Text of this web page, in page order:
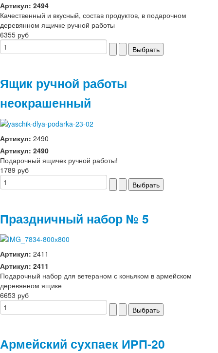
Артикул: 2494
Качественный и вкусный, состав продуктов, в подарочном
деревянном ящичке ручной работы
6355 руб
Ящик ручной работы
неокрашенный
Артикул: 2490
Артикул: 2490
Подарочный ящичек ручной работы!
1789 руб
Праздничный набор № 5
Артикул: 2411
Артикул: 2411
Подарочный набор для ветераном с коньяком в армейском
деревянном ящике
6653 руб
Армейский сухпаек ИРП-20